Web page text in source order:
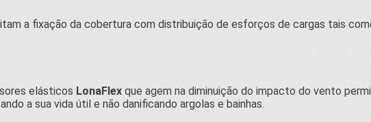
a fixação da cobertura com distribuição de esforços de cargas tais
elásticos LonaFlex que agem na diminuição do impacto do vento
a sua vida útil e não danificando argolas e bainhas.